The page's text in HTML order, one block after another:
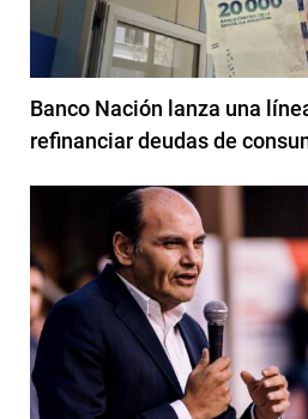
Banco Nación lanza una
refinanciar deudas de